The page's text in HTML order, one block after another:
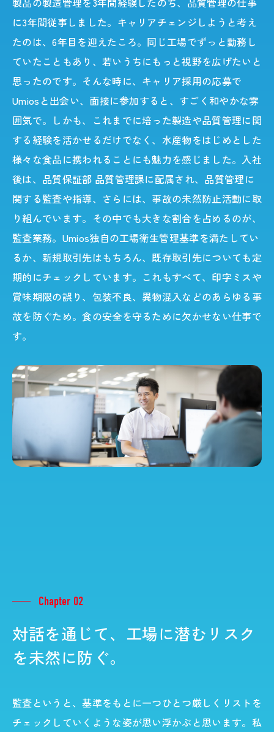
に3年間従事しました。キャリアチェンジしようと考え
たのは、6年目を迎えたころ。同じ工場でずっと勤務し
ていたこともあり、若いうちにもっと視野を広げたいと
思ったのです。そんな時に、キャリア採用の応募で
Umiosと出会い、面接に参加すると、すごく和やかな雰
囲気で。しかも、これまでに培った製造や品質管理に関
する経験を活かせるだけでなく、水産物をはじめとした
様々な食品に携われることにも魅力を感じました。入社
後は、品質保証部 品質管理課に配属され、品質管理に
関する監査や指導、さらには、事故の未然防止活動に取
り組んでいます。その中でも大きな割合を占めるのが、
監査業務。Umios独自の工場衛生管理基準を満たしてい
るか、新規取引先はもちろん、既存取引先についても定
期的にチェックしています。これもすべて、印字ミスや
賞味期限の誤り、包装不良、異物混入などのあらゆる事
故を防ぐため。食の安全を守るために欠かせない仕事で
す。
Chapter 02
対話を通じて、工場に潜むリスク
を未然に防ぐ。
監査というと、基準をもとに一つひとつ厳しくリストを
チェックしていくような姿が思い浮かぶと思います。私